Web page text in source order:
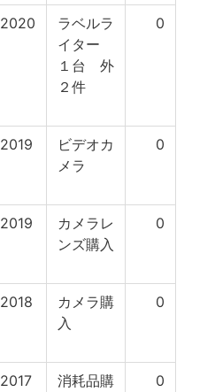
2020
ラベルラ
イター
１台 外
２件
0
2019
ビデオカ
メラ
0
2019
カメラレ
ンズ購入
0
2018
カメラ購
入
0
2017
消耗品購
0